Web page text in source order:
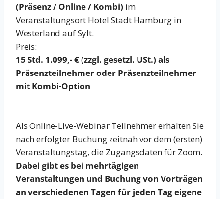
(Präsenz / Online / Kombi) im
Veranstaltungsort Hotel Stadt Hamburg in
Westerland auf Sylt.
Preis:
15 Std. 1.099,- € (zzgl. gesetzl. USt.) als
Präsenzteilnehmer oder Präsenzteilnehmer
mit Kombi-Option
Als Online-Live-Webinar Teilnehmer erhalten Sie
nach erfolgter Buchung zeitnah vor dem (ersten)
Veranstaltungstag, die Zugangsdaten für Zoom.
Dabei gibt es bei mehrtägigen
Veranstaltungen und Buchung von Vorträgen
an verschiedenen Tagen für jeden Tag eigene